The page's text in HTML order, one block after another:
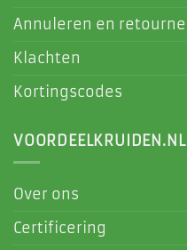
Annuleren en
Klachten
Kortingscodes
VOORDEELKRUIDEN.NL
Over ons
Certificering